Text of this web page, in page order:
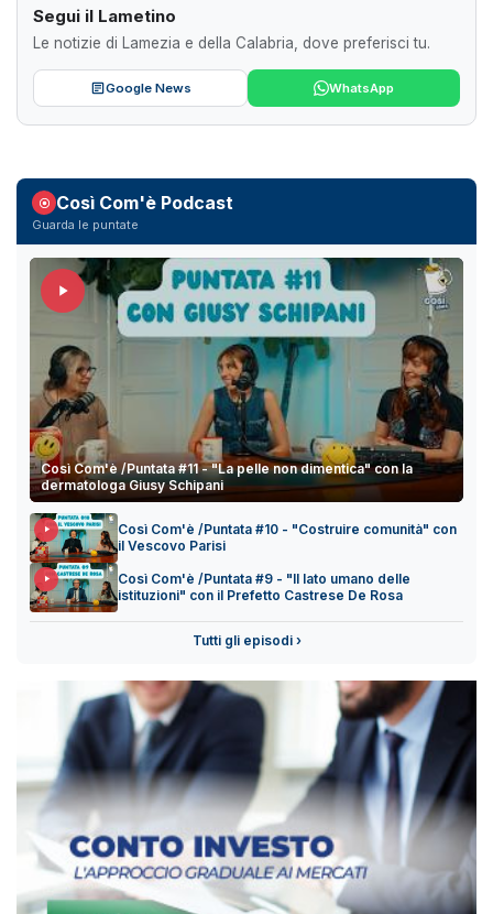
Segui il Lametino
Le notizie di Lamezia e della Calabria, dove preferisci tu.
Google News WhatsApp
Così Com'è Podcast
Guarda le puntate
Così Com'è /Puntata #11 - "La pelle non dimentica" con la
dermatologa Giusy Schipani
Così Com'è /Puntata #10 - "Costruire comunità" con
il Vescovo Parisi
Così Com'è /Puntata #9 - "Il lato umano delle
istituzioni" con il Prefetto Castrese De Rosa
Tutti gli episodi ›